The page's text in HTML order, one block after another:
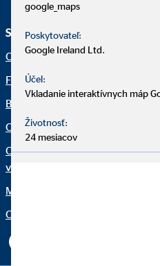
Služby a informácie
O nás
Finančné riešenia
Blog
OVB Mail
Osobitné finančné
vzdelávanie (OFV)
Moje OVB
Organization: "Fakty OVB"
google_maps
Poskytovateľ:
Google Ireland Ltd.
Účel:
Vkladanie interaktívnych máp
Životnosť:
24 mesiacov